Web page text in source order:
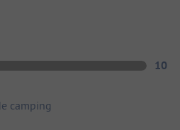
10
camping